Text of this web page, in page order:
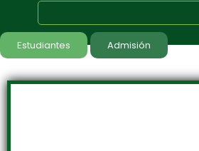
Estudiantes Admisión